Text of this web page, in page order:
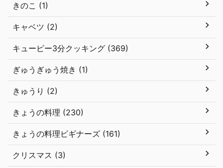
きのこ (1)
キャベツ (2)
キューピー3分クッキング (369)
ぎゅうぎゅう焼き (1)
きゅうり (2)
きょうの料理 (230)
きょうの料理ビギナーズ (161)
クリスマス (3)